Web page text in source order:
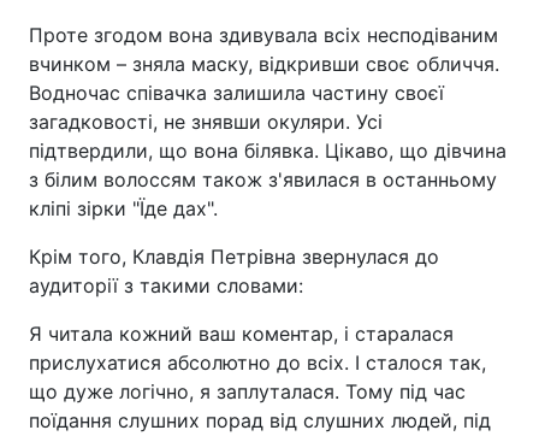
Проте згодом вона здивувала всіх несподіваним
вчинком – зняла маску, відкривши своє обличчя.
Водночас співачка залишила частину своєї
загадковості, не знявши окуляри. Усі
підтвердили, що вона білявка. Цікаво, що дівчина
з білим волоссям також з'явилася в останньому
кліпі зірки "Їде дах".
Крім того, Клавдія Петрівна звернулася до
аудиторії з такими словами:
Я читала кожний ваш коментар, і старалася
прислухатися абсолютно до всіх. І сталося так,
що дуже логічно, я заплуталася. Тому під час
поїдання слушних порад від слушних людей, під